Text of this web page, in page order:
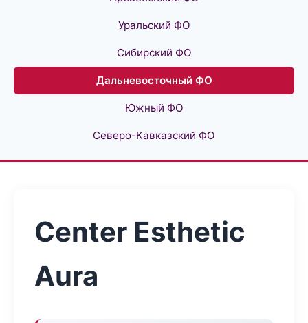
Уральский ФО
Сибирский ФО
Дальневосточный ФО
Южный ФО
Северо-Кавказский ФО
Center Esthetic
Aura